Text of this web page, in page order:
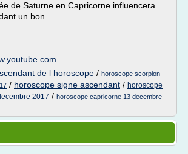
de Saturne en Capricorne influencera
un bon...
de l horoscope / horoscope scorpion
/ horoscope signe ascendant / horoscope
2017 / horoscope capricorne 13 decembre